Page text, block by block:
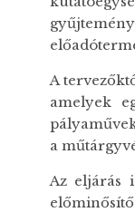
A
amelyek
a
Az eljárás